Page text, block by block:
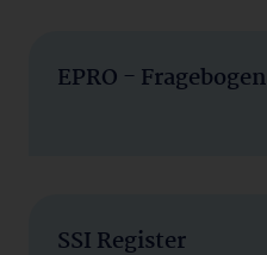
EPRO - Fragebogen
SSI Register